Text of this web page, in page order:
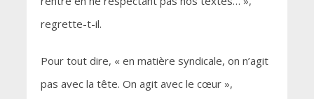
regrette-t-il.
Pour tout dire, « en matière syndicale, on n’agit
pas avec la tête. On agit avec le cœur »,